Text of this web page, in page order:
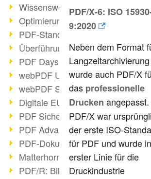
Wissenswertes über E-Signatur
Optimierung des PDF-Formats
PDF-Standards im Überblick
Überführung PDF/A in
PDF Days Europe 2021
webPDF Update 8.0.0.2282
webPDF Statistik-Auswertungen
Digitale EU COVID-Zertifikate
PDF Sicherheitseinstellungen
PDF Advanced Electronic
PDF-Dokumente neu organisieren
Matterhorn Protokoll 1.1 verfügbar
PDF/R: Bildformat der Zukunft
PDF/X-6: ISO
9:2020
Neben dem Format
Langzeitarchivierung
wurde auch PDF/X
das professionelle
Drucken angepasst.
PDF/X war
der erste ISO-
für PDF und wurde in
erster Linie für die
Druckindustrie